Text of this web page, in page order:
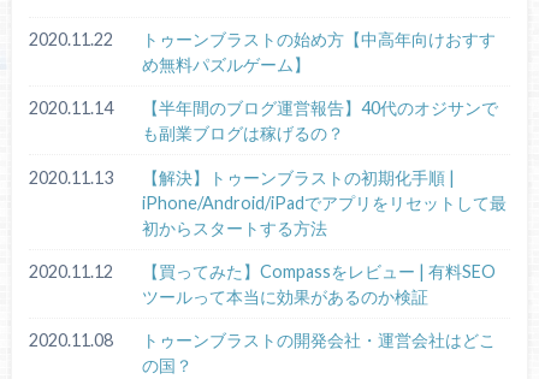
2020.11.22
トゥーンブラストの始め方【中高年向けおすす
め無料パズルゲーム】
2020.11.14
【半年間のブログ運営報告】40代のオジサンで
も副業ブログは稼げるの？
2020.11.13
【解決】トゥーンブラストの初期化手順 |
iPhone/Android/iPadでアプリをリセットして最
初からスタートする方法
2020.11.12
【買ってみた】Compassをレビュー | 有料SEO
ツールって本当に効果があるのか検証
2020.11.08
トゥーンブラストの開発会社・運営会社はどこ
の国？